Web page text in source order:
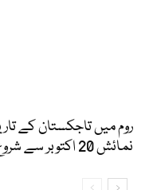
روم میں تاجکستان کے
نمائش 20 اکتوبر سے شروع ہوگی